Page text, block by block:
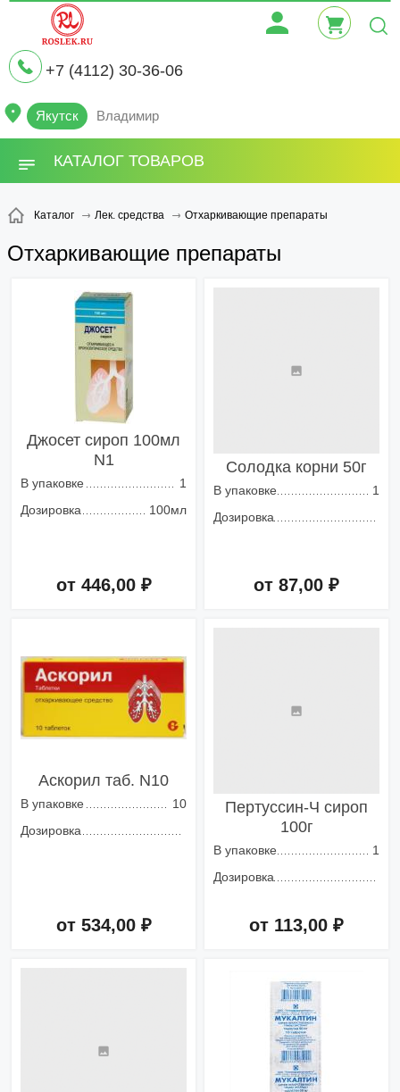
+7 (4112) 30-36-06
Якутск Владимир
КАТАЛОГ ТОВАРОВ
Каталог Лек. средства Отхаркивающие препараты
Отхаркивающие препараты
Джосет сироп 100мл
N1
В упаковке
1
Дозировка
100мл
от 446,00 ₽
Солодка корни 50г
В упаковке
1
Дозировка
от 87,00 ₽
Аскорил таб. N10
В упаковке
10
Дозировка
от 534,00 ₽
Пертуссин-Ч сироп
100г
В упаковке
1
Дозировка
от 113,00 ₽